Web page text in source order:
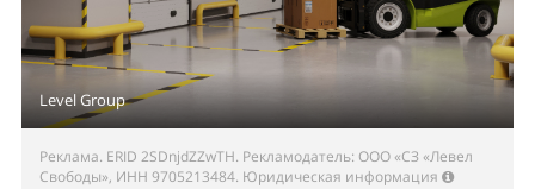
Level Group
Реклама. ERID 2SDnjdZZwTH. Рекламодатель: ООО «СЗ «Левел
Свободы», ИНН 9705213484. Юридическая информация